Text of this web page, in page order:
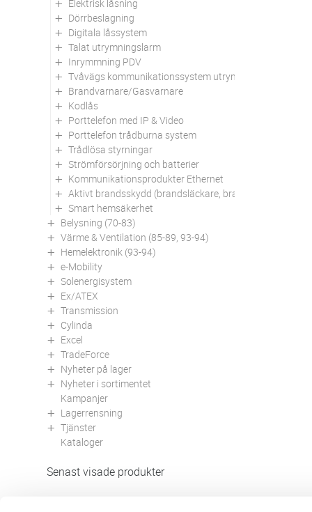
Elektrisk låsning
Dörrbeslagning
Digitala låssystem
Talat utrymningslarm
Inrymmning PDV
Tvåvägs kommunikationssystem utrymningsplats
Brandvarnare/Gasvarnare
Kodlås
Porttelefon med IP & Video
Porttelefon trådburna system
Trådlösa styrningar
Strömförsörjning och batterier
Kommunikationsprodukter Ethernet
Aktivt brandsskydd (brandsläckare, brandfiltar mm)
Smart hemsäkerhet
Belysning (70-83)
Värme & Ventilation (85-89, 93-94)
Hemelektronik (93-94)
e-Mobility
Solenergisystem
Ex/ATEX
Transmission
Cylinda
Excel
TradeForce
Nyheter på lager
Nyheter i sortimentet
Kampanjer
Lagerrensning
Tjänster
Kataloger
Senast visade produkter